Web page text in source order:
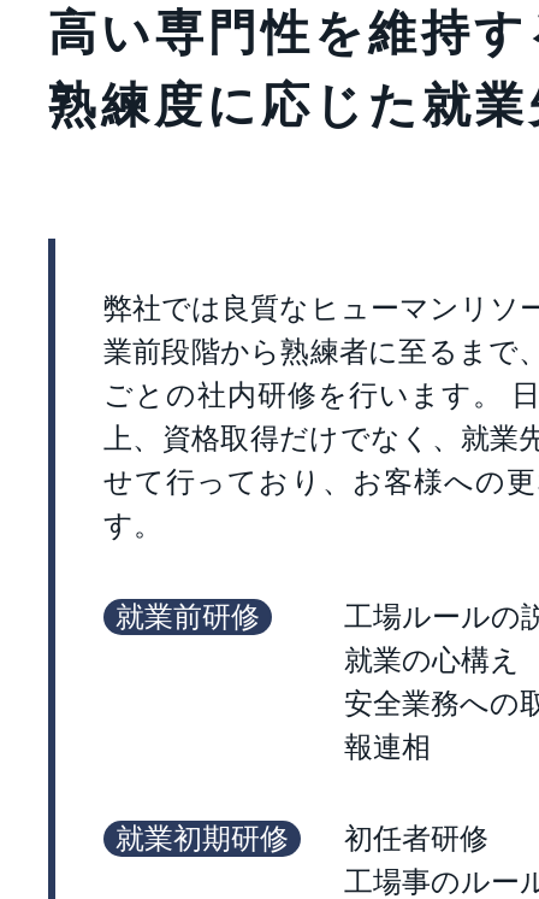
高い専門性を維持
熟練度に応じた就
弊社では良質なヒューマンリソ
業前段階から熟練者に至るまで
ごとの社内研修を行います。
上、資格取得だけでなく、就
せて行っており、お客様への
す。
就業前研修
工場ルールの
就業の心構え
安全業務への
報連相
就業初期研修
初任者研修
工場事のルー